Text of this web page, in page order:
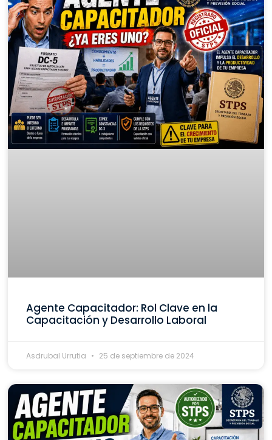
Agente Capacitador: Rol Clave en la
Capacitación y Desarrollo Laboral
Asdrubal Urrutia 25 de septiembre de 2024